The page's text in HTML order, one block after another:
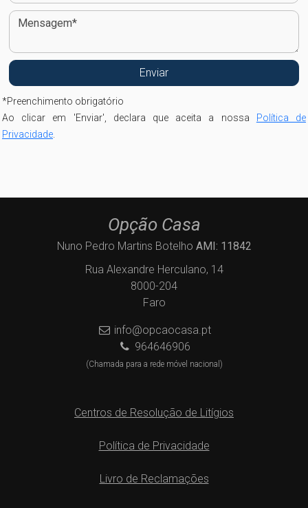
*Preenchimento obrigatório
Ao clicar em 'Enviar', declara que aceita a nossa Política de
Privacidade
Opção Casa
Nuno Pedro Martins Botelho AMI: 11842
Rua Alexandre Herculano, 14
8000-204
Faro
info@opcaocasa.pt
964646906
(Chamada para a rede móvel nacional)
Centros de Resolução de Litígios
Política de Privacidade
Livro de Reclamações